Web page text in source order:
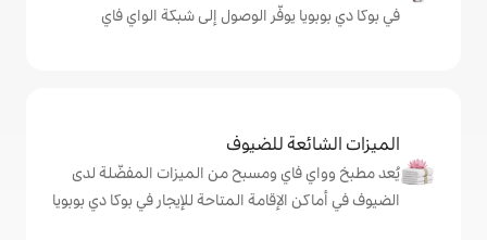
يوفّر الوصول إلى شبكة الواي فاي
ومسبح من الميزات المفضّلة لدى
المتاحة للإيجار في بوكا دي بوبويا